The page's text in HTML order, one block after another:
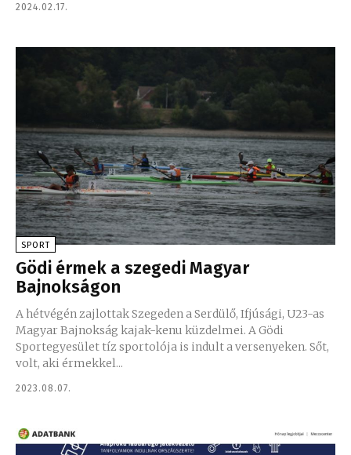
2024.02.17.
SPORT
Gödi érmek a szegedi Magyar
Bajnokságon
A hétvégén zajlottak Szegeden a Serdülő, Ifjúsági, U23-as
Magyar Bajnokság kajak-kenu küzdelmei. A Gödi
Sportegyesület tíz sportolója is indult a versenyeken. Sőt,
volt, aki érmekkel...
2023.08.07.